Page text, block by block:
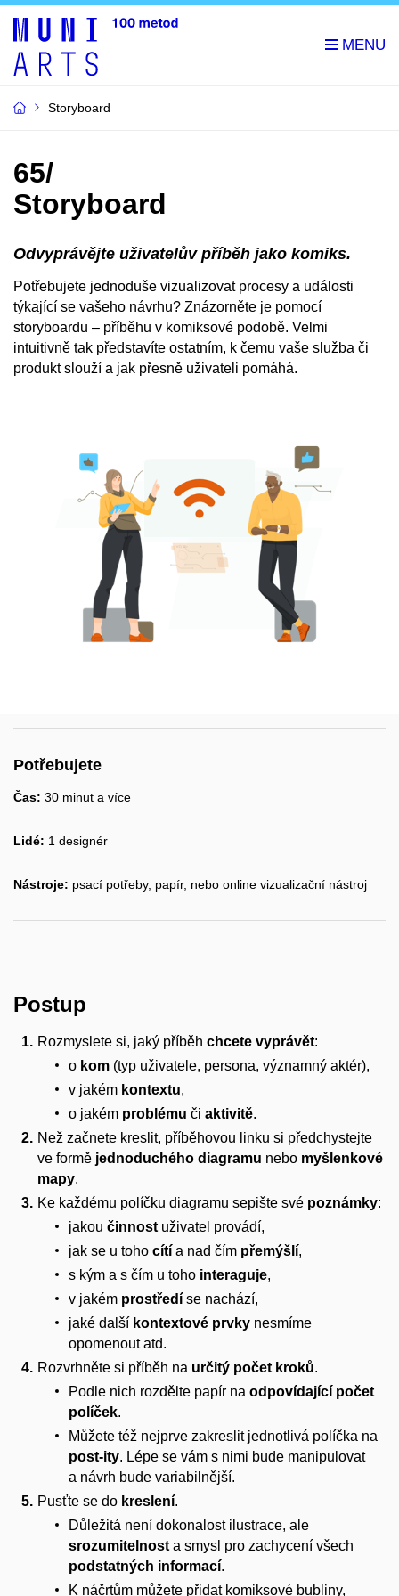
Storyboard
65/
Storyboard
Odvyprávějte uživatelův příběh jako komiks.
Potřebujete jednoduše vizualizovat procesy a události
týkající se vašeho návrhu? Znázorněte je pomocí
storyboardu – příběhu v komiksové podobě. Velmi
intuitivně tak představíte ostatním, k čemu vaše služba či
produkt slouží a jak přesně uživateli pomáhá.
Potřebujete
Čas: 30 minut a více
Lidé: 1 designér
Nástroje: psací potřeby, papír, nebo online vizualizační nástroj
Postup
Rozmyslete si, jaký příběh chcete vyprávět:
o kom(typ uživatele, persona, významný aktér),
v jakém kontextu,
o jakém problému či aktivitě.
Než začnete kreslit, příběhovou linku si předchystejte
ve formě jednoduchého diagramu nebo myšlenkové
mapy.
Ke každému políčku diagramu sepište své poznámky:
jakou činnostuživatel provádí,
jak se u toho cítía nad čím přemýšlí,
s kým a s čím u toho interaguje,
v jakém prostředí se nachází,
jaké další kontextové prvkynesmíme
opomenout atd.
Rozvrhněte si příběh na určitý počet kroků.
Podle nich rozdělte papír na odpovídající počet
políček.
Můžete též nejprve zakreslit jednotlivá políčka na
post-ity. Lépe se vám s nimi bude manipulovat
a návrh bude variabilnější.
Pusťte se do kreslení.
Důležitá není dokonalost ilustrace, ale
srozumitelnosta smysl pro zachycení všech
podstatných informací.
K náčrtům můžete přidat komiksové bubliny,